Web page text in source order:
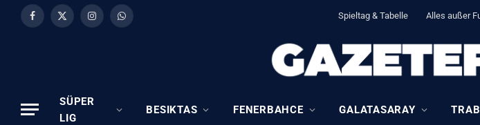
Facebook
X
InstagramWhatsApp Spieltag & Tabelle Alles außer
SÜPER
LIG
BESIKTAS FENERBAHCE GALATASARAY